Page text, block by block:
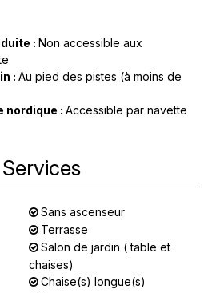
: Non accessible aux
: Au pied des pistes (à moins de
nordique : Accessible par navette
Sans ascenseur
Terrasse
Salon de jardin ( table et
chaises)
Chaise(s) longue(s)